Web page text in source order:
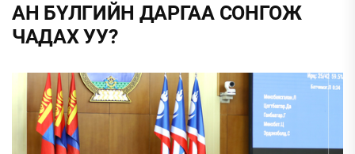
АН БҮЛГИЙН ДАРГАА СОНГОЖ
ЧАДАХ УУ?